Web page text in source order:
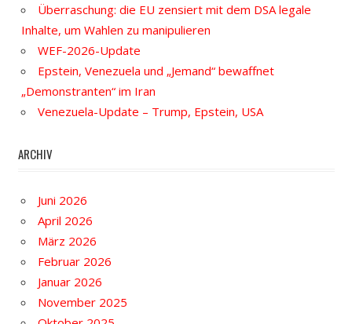
Überraschung: die EU zensiert mit dem DSA legale
Inhalte, um Wahlen zu manipulieren
WEF-2026-Update
Epstein, Venezuela und „Jemand“ bewaffnet
„Demonstranten“ im Iran
Venezuela-Update – Trump, Epstein, USA
ARCHIV
Juni 2026
April 2026
März 2026
Februar 2026
Januar 2026
November 2025